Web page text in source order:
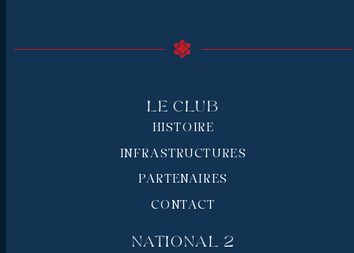
Le Club
HISTOIRE
INFRASTRUCTURES
PARTENAIRES
CONTACT
National 2